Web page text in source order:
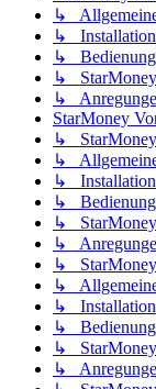
↳ Allgemeine
↳ Installation
↳ Bedienung
↳ StarMoney
↳
StarMoney
↳
↳ Allgemeine
↳ Installation
↳ Bedienung
↳ StarMoney
↳
↳
↳ Allgemeine
↳ Installation
↳ Bedienung
↳ StarMoney
↳